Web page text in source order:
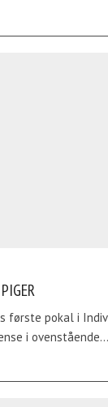
første pokal i
i